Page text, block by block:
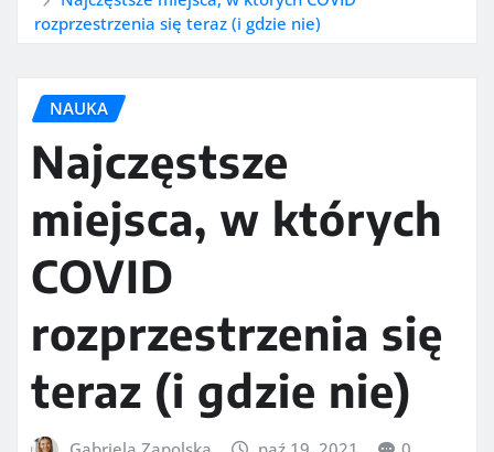
rozprzestrzenia się teraz (i gdzie nie)
NAUKA
Najczęstsze
miejsca, w których
COVID
rozprzestrzenia się
teraz (i gdzie nie)